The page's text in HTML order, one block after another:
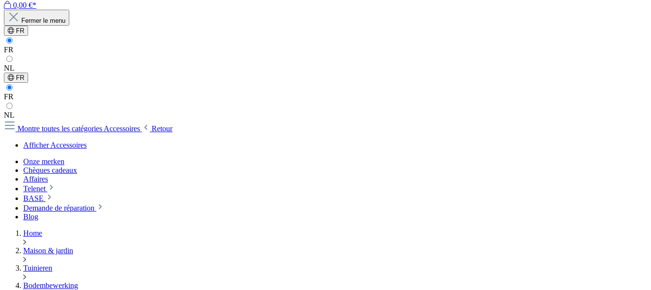
0,00 €*
Fermer le menu
FR
FR
NL
FR
FR
NL
Montre toutes les catégories Accessoires
Retour
Afficher Accessoires
Onze merken
Chèques cadeaux
Affaires
Telenet
BASE
Demande de réparation
Blog
Home
Maison & jardin
Tuinieren
Bodembewerking